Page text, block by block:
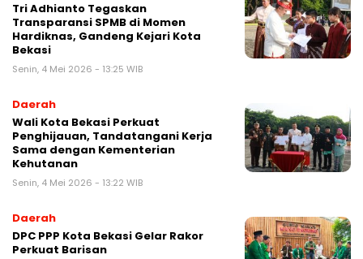
Tri Adhianto Tegaskan
Transparansi SPMB di Momen
Hardiknas, Gandeng Kejari Kota
Bekasi
Senin, 4 Mei 2026 - 13:25 WIB
Daerah
Wali Kota Bekasi Perkuat
Penghijauan, Tandatangani Kerja
Sama dengan Kementerian
Kehutanan
Senin, 4 Mei 2026 - 13:22 WIB
Daerah
DPC PPP Kota Bekasi Gelar Rakor
Perkuat Barisan